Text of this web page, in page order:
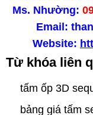
Ms. Nhường:
Email:
Website:
Từ khóa liên
tấm ốp 3D
bảng giá tấm